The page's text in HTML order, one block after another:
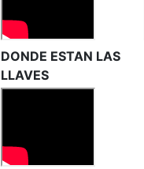
DONDE ESTAN LAS
LLAVES